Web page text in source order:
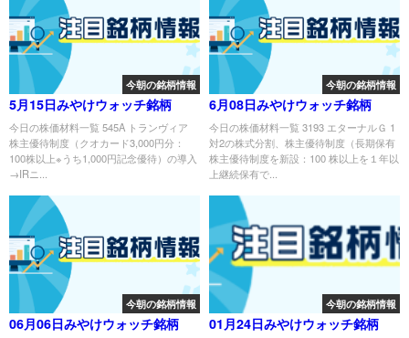
今朝の銘柄情報
5月15日みやけウォッチ銘柄
今日の株価材料一覧 545A トランヴィア
株主優待制度（クオカード3,000円分：
100株以上※うち1,000円記念優待）の導入
→IRニ...
今朝の銘柄情報
6月08日みやけウォッチ銘柄
今日の株価材料一覧 3193 エターナルＧ 1
対2の株式分割、株主優待制度（長期保有
株主優待制度を新設：100 株以上を１年以
上継続保有で...
今朝の銘柄情報
06月06日みやけウォッチ銘柄
今朝の銘柄情報
01月24日みやけウォッチ銘柄